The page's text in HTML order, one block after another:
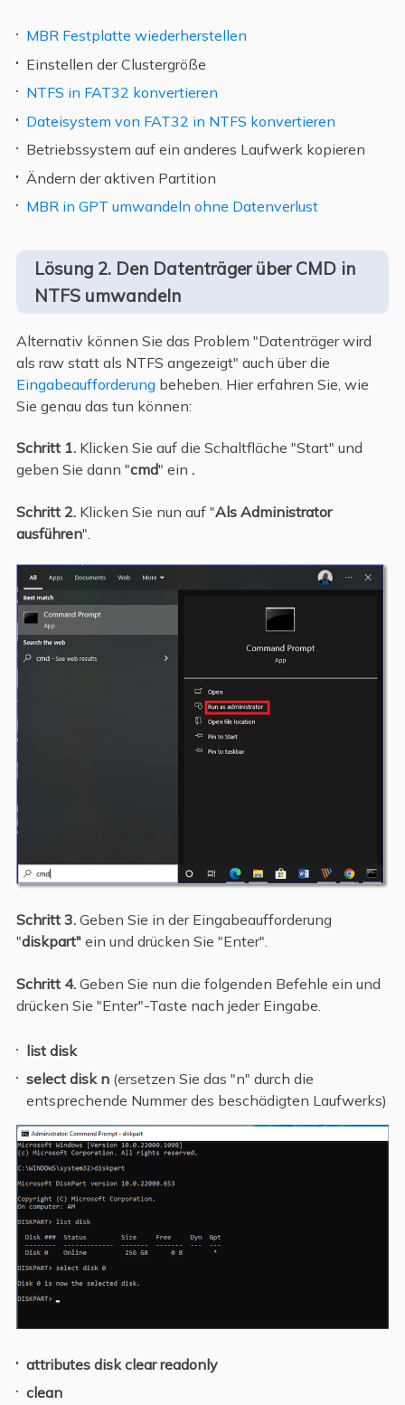
MBR Festplatte wiederherstellen
Einstellen der Clustergröße
NTFS in FAT32 konvertieren
Dateisystem von FAT32 in NTFS konvertieren
Betriebssystem auf ein anderes Laufwerk kopieren
Ändern der aktiven Partition
MBR in GPT umwandeln ohne Datenverlust
Lösung 2. Den Datenträger über CMD in
NTFS umwandeln
Alternativ können Sie das Problem "Datenträger wird
als raw statt als NTFS angezeigt" auch über die
Eingabeaufforderungbeheben. Hier erfahren Sie, wie
Sie genau das tun können:
Schritt 1. Klicken Sie auf die Schaltfläche "Start" und
geben Sie dann "cmd" ein .
Schritt 2. Klicken Sie nun auf "Als Administrator
ausführen".
Schritt 3. Geben Sie in der Eingabeaufforderung
"diskpart"ein und drücken Sie "Enter".
Schritt 4. Geben Sie nun die folgenden Befehle ein und
drücken Sie "Enter"-Taste nach jeder Eingabe.
list disk
select disk n (ersetzen Sie das "n" durch die
entsprechende Nummer des beschädigten Laufwerks)
attributes disk clear readonly
clean